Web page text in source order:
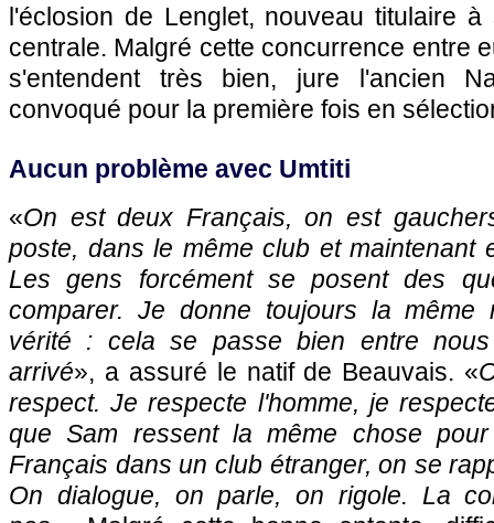
l'éclosion de Lenglet, nouveau titulaire
centrale. Malgré cette concurrence entre
s'entendent très bien, jure l'ancien
convoqué pour la première fois en
Aucun problème avec Umtiti
«On est deux Français, on est
poste, dans le même club et maintenant
Les gens forcément se posent des
comparer. Je donne toujours la
vérité : cela se passe bien entre
arrivé», a assuré le natif de Beauvais. «
respect. Je respecte l'homme, je
que Sam ressent la même chose
Français dans un club étranger, on se
On dialogue, on parle, on rigole. La